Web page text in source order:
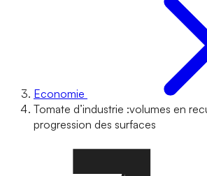
Economie
Tomate d’industrie :volumes en
progression des surfaces